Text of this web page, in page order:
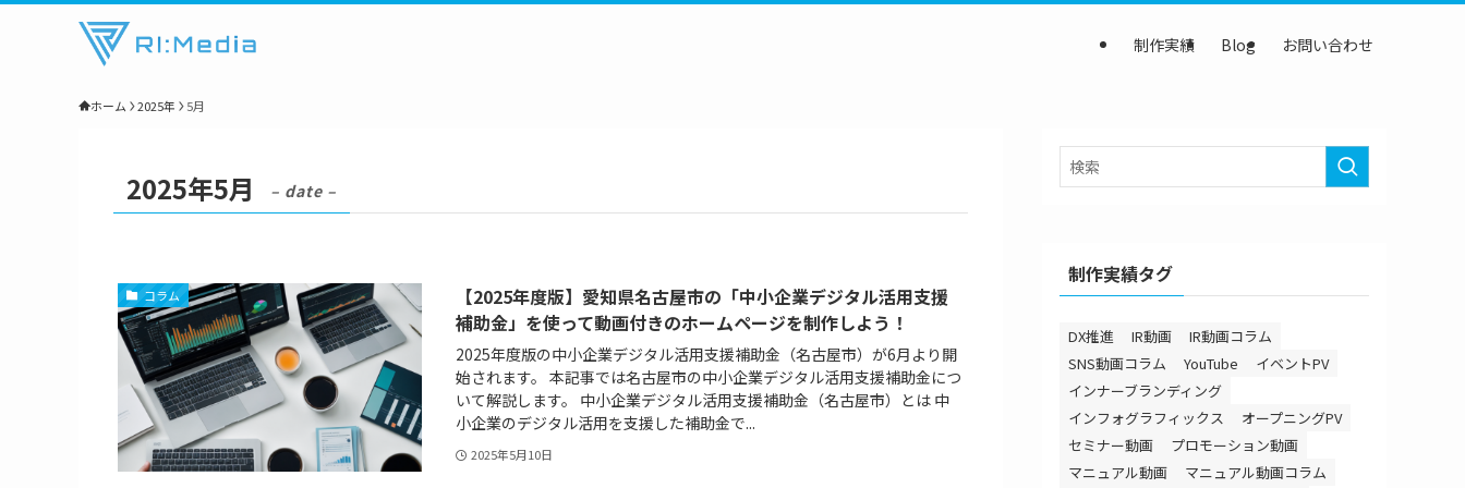
制作実績 Blog お問い合わせ
ホーム 2025年 5月
2025年5月 – date –
コラム
【2025年度版】愛知県名古屋市の「中小企業デジタル活用支援
補助金」を使って動画付きのホームページを制作しよう！
2025年度版の中小企業デジタル活用支援補助金（名古屋市）が6月より開
始されます。 本記事では名古屋市の中小企業デジタル活用支援補助金につ
いて解説します。 中小企業デジタル活用支援補助金（名古屋市）とは 中
小企業のデジタル活用を支援した補助金で...
2025年5月10日
制作実績タグ
DX推進 IR動画
IR動画コラム
SNS動画コラム
YouTube
イベントPV
インナーブランディング
インフォグラフィックス
オープニングPV
セミナー動画
プロモーション動画
マニュアル動画
マニュアル動画コラム